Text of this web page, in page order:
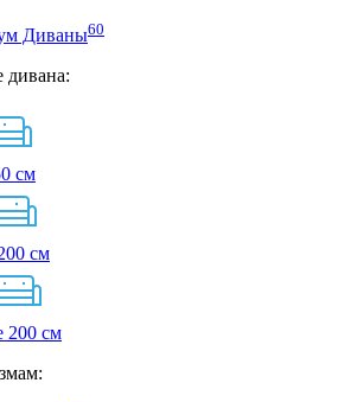
Диваны60
см
см
200 см